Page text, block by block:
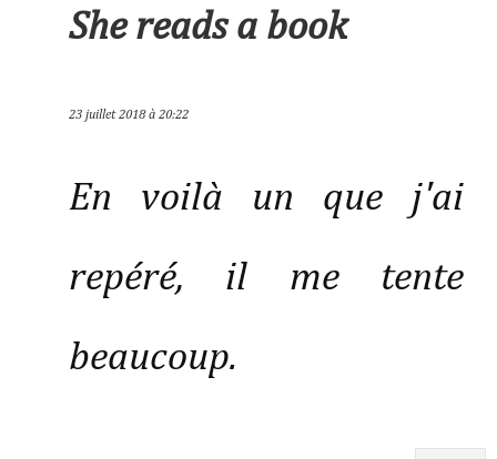
She reads a book
23 juillet 2018 à 20:22
En voilà un que j'ai
repéré, il me tente
beaucoup.